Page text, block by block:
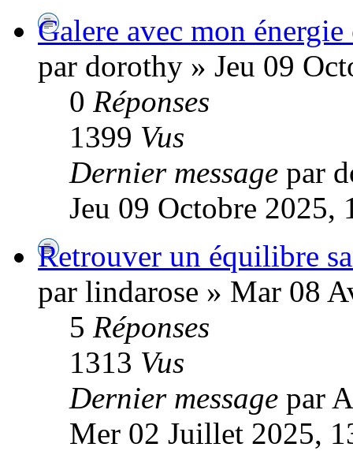
Galere avec mon
par dorothy » Jeu 09
0 Réponses
1399 Vus
Dernier message par
Jeu 09 Octobre 2025,
Retrouver un équilibre
par lindarose » Mar 08
5 Réponses
1313 Vus
Dernier message par
Mer 02 Juillet 2025,